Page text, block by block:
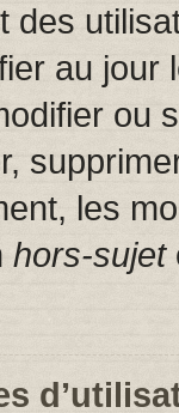
des
au jour
ou
les
hors-sujet